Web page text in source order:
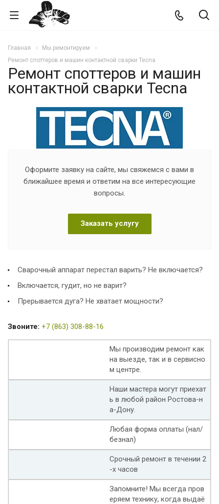
Главная
Мы ремонтируем
Ремонт споттеров и машин контактной сварки Tecna
Ремонт споттеров и машин
контактной сварки Tecna
Оформите заявку на сайте, мы свяжемся с вами в
ближайшее время и ответим на все интересующие
вопросы.
Заказать услугу
Сварочный аппарат перестал варить? Не включается?
Включается, гудит, но не варит?
Прерывается дуга? Не хватает мощности?
Звоните: +7 (863) 308-88-16
Мы производим ремонт как
на выезде, так и в сервисно
м центре.
Наши мастера могут приехат
ь в любой район Ростова-н
а-Дону.
Любая форма оплаты (нал/
безнал)
Срочный ремонт в течении 2
-х часов
Запомните! Мы всегда пров
еряем технику, когда выдаё